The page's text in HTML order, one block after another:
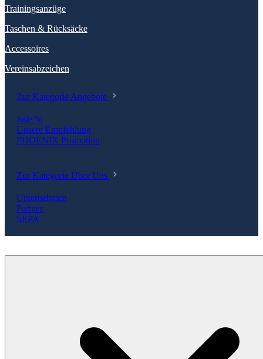
Trainingsanzüge
Taschen & Rücksäcke
Accessoires
Vereinsabzeichen
Zur Kategorie Angebote
Sale %
Unsere Empfehlung
PHOENIX Promotion
Zur Kategorie Über Uns
Unternehmen
Partner
SEPA